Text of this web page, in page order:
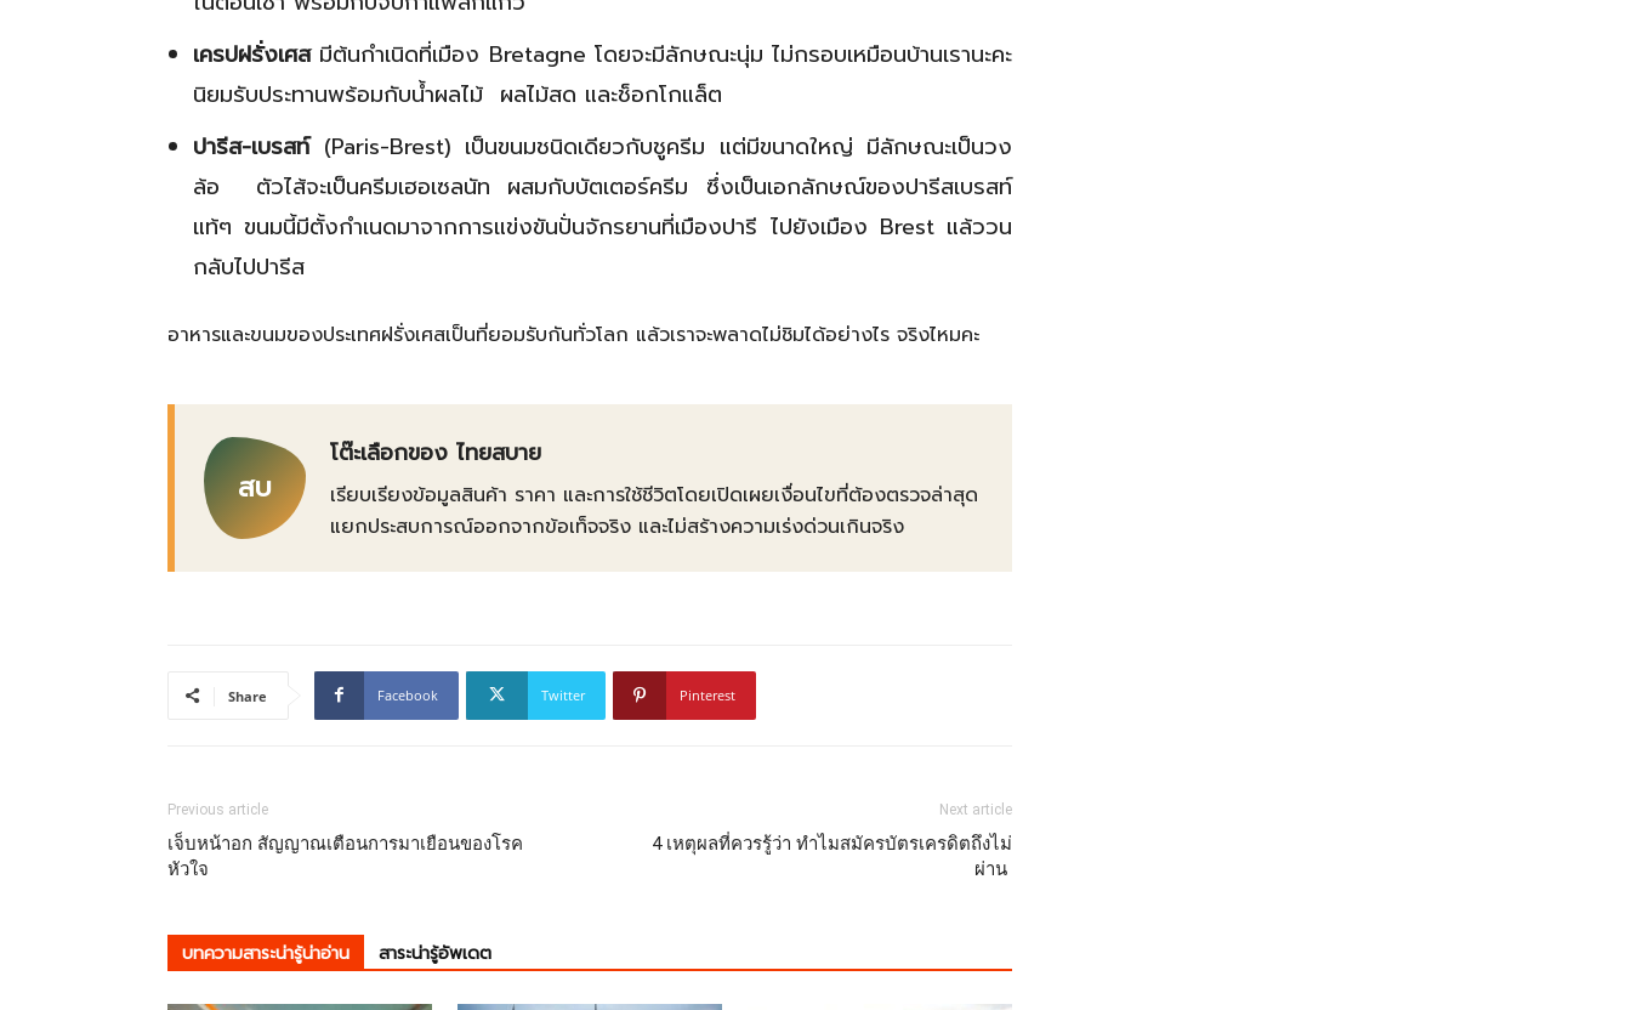
เครปฝรั่งเศสมีต้นกำเนิดที่เมือง Bretagne โดยจะมีลักษณะนุ่ม ไม่กรอบเหมือนบ้านเรานะคะ
นิยมรับประทานพร้อมกับน้ำผลไม้ ผลไม้สด และช็อกโกแล็ต
ปารีส-เบรสท์(Paris-Brest) เป็นขนมชนิดเดียวกับชูครีม แต่มีขนาดใหญ่ มีลักษณะเป็นวง
ล้อ ตัวไส้จะเป็นครีมเฮอเซลนัท ผสมกับบัตเตอร์ครีม ซึ่งเป็นเอกลักษณ์ของปารีสเบรสท์
แท้ๆ ขนมนี้มีตั้งกำเนดมาจากการแข่งขันปั่นจักรยานที่เมืองปารี ไปยังเมือง Brest แล้ววน
กลับไปปารีส
อาหารและขนมของประเทศฝรั่งเศสเป็นที่ยอมรับกันทั่วโลก แล้วเราจะพลาดไม่ชิมได้อย่างไร จริงไหมคะ
สบ
โต๊ะเลือกของ ไทยสบาย
เรียบเรียงข้อมูลสินค้า ราคา และการใช้ชีวิตโดยเปิดเผยเงื่อนไขที่ต้องตรวจล่าสุด
แยกประสบการณ์ออกจากข้อเท็จจริง และไม่สร้างความเร่งด่วนเกินจริง
Share Facebook Twitter Pinterest
Previous article
เจ็บหน้าอก สัญญาณเตือนการมาเยือนของโรค
หัวใจ
Next article
4 เหตุผลที่ควรรู้ว่า ทำไมสมัครบัตรเครดิตถึงไม่
ผ่าน
บทความสาระน่ารู้น่าอ่าน สาระน่ารู้อัพเดต